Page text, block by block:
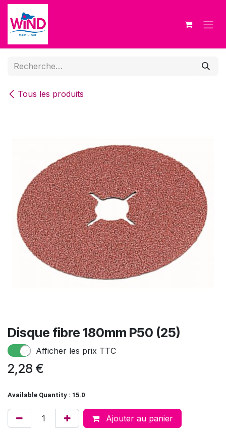
Se rendre au contenu
Tous les produits
Disque fibre 180mm P50 (25)
Afficher les prix TTC
2,28 €
Available Quantity : 15.0
Ajouter au panier